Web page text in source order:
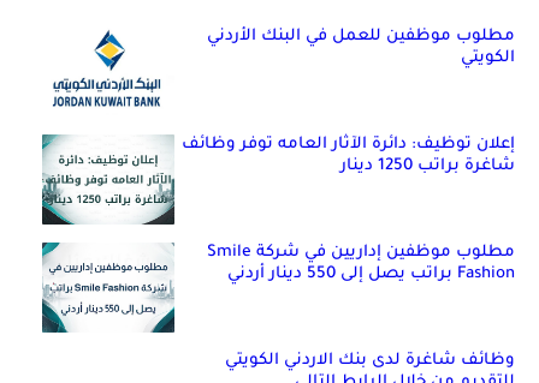
مطلوب موظفين للعمل في البنك الأردني
الكويتي
إعلان توظيف: دائرة الآثار العامه توفر وظائف
شاغرة براتب 1250 دينار
مطلوب موظفين إداريين في شركة Smile
Fashion براتب يصل إلى 550 دينار أردني
وظائف شاغرة لدى بنك الاردني الكويتي